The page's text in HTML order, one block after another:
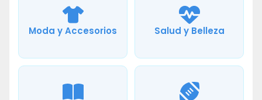
Moda y Accesorios Salud y Belleza